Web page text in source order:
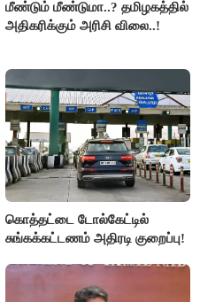
மீண்டும் மீண்டுமா..? தமிழகத்தில்
அதிகரிக்கும் அரிசி விலை..!
கொத்தட்டை டோல்கேட்டில்
சுங்கக்கட்டணம் அதிரடி குறைப்பு!